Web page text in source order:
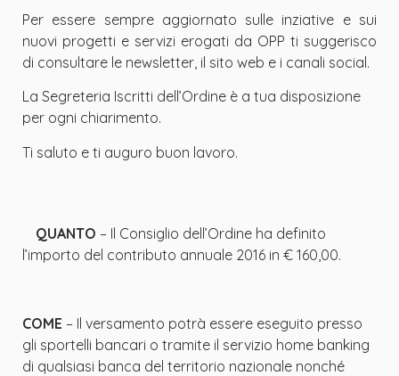
Per essere sempre aggiornato sulle inziative e sui
nuovi progetti e servizi erogati da OPP ti suggerisco
di consultare le newsletter, il sito web e i canali social.
La Segreteria Iscritti dell’Ordine è a tua disposizione
per ogni chiarimento.
Ti saluto e ti auguro buon lavoro.
QUANTO – Il Consiglio dell’Ordine ha definito
l’importo del contributo annuale 2016 in € 160,00.
COME – Il versamento potrà essere eseguito presso
gli sportelli bancari o tramite il servizio home banking
di qualsiasi banca del territorio nazionale nonché